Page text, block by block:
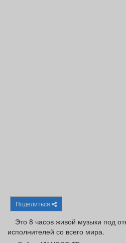
Поделиться
Это 8 часов живой музыки под
исполнителей со всего мира.